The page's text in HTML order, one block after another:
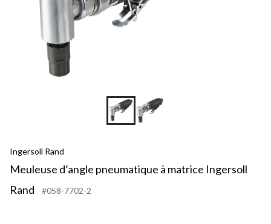
Ingersoll Rand
Meuleuse d’angle pneumatique à matrice Ingersoll
Rand
#058-7702-2